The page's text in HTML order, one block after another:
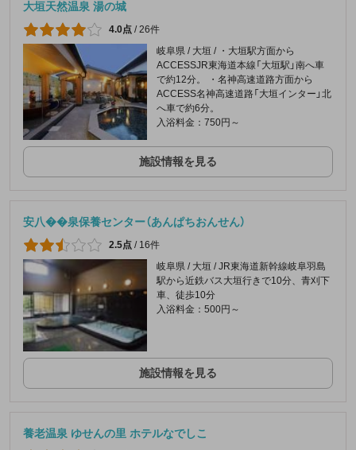
大垣天然温泉 湯の城
4.0点 /26件
岐阜県 / 大垣 / ・大垣駅方面から
ACCESSJR東海道本線「大垣駅」南へ車
で約12分。 ・名神高速道路方面から
ACCESS名神高速道路「大垣インター」北
へ車で約6分。
入浴料金：750円～
施設情報を見る
安八��泉保養センター（あんぱちおんせん）
2.5点 / 16件
岐阜県 / 大垣 / JR東海道新幹線岐阜羽島
駅から近鉄バス大垣行きで10分、青刈下
車、徒歩10分
入浴料金：500円～
施設情報を見る
養老温泉 ゆせんの里 ホテルなでしこ